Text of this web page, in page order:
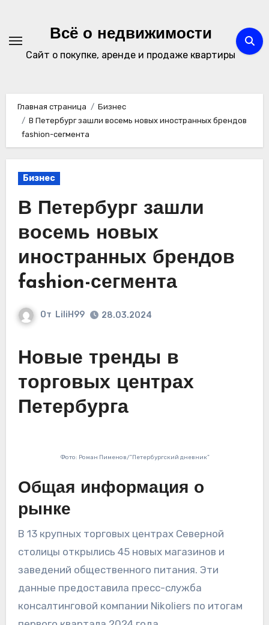
содержимомуВсё о недвижимости
Сайт о покупке, аренде и продаже квартиры
Главная страница
Бизнес
В Петербург зашли восемь новых иностранных брендов
fashion-сегмента
Бизнес
В Петербург зашли
восемь новых
иностранных брендов
fashion-сегмента
От LiliH99 28.03.2024
Новые тренды в
торговых центрах
Петербурга
Фото: Роман Пименов/”Петербургский дневник”
Общая информация о
рынке
В 13 крупных торговых центрах Северной
столицы открылись 45 новых магазинов и
заведений общественного питания. Эти
данные предоставила пресс-служба
консалтинговой компании Nikoliers по итогам